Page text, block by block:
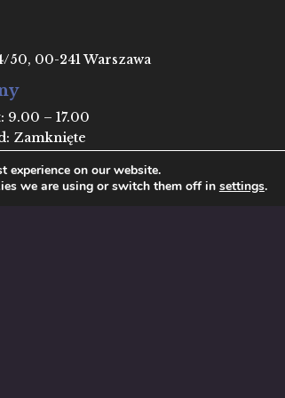
50, 00-241 Warszawa
9.00 – 17.00
Zamknięte
experience on our website.
we are using or switch them off in settings.